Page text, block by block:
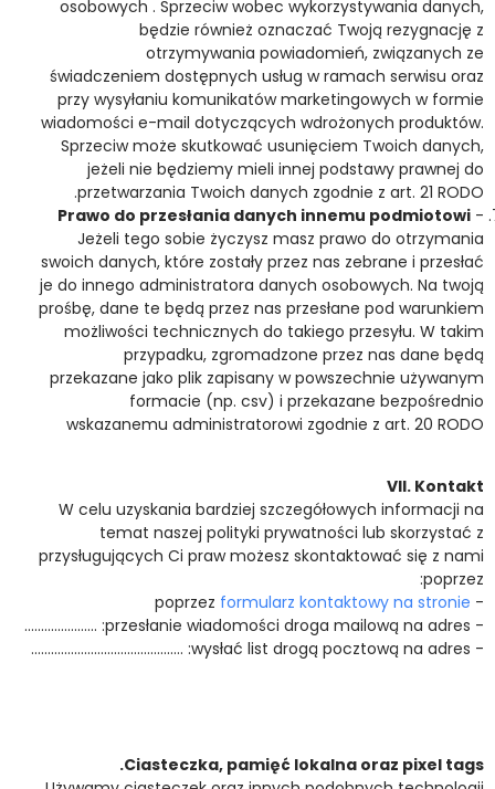
osobowych . Sprzeciw wobec wykorzystywania danych,
będzie również oznaczać Twoją rezygnację z
otrzymywania powiadomień, związanych ze
świadczeniem dostępnych usług w ramach serwisu oraz
przy wysyłaniu komunikatów marketingowych w formie
wiadomości e-mail dotyczących wdrożonych produktów.
Sprzeciw może skutkować usunięciem Twoich danych,
jeżeli nie będziemy mieli innej podstawy prawnej do
przetwarzania Twoich danych zgodnie z art. 21 RODO.
Prawo do przesłania danych innemu podmiotowi-
Jeżeli tego sobie życzysz masz prawo do otrzymania
swoich danych, które zostały przez nas zebrane i przesłać
je do innego administratora danych osobowych. Na twoją
prośbę, dane te będą przez nas przesłane pod warunkiem
możliwości technicznych do takiego przesyłu. W takim
przypadku, zgromadzone przez nas dane będą
przekazane jako plik zapisany w powszechnie używanym
formacie (np. csv) i przekazane bezpośrednio
wskazanemu administratorowi zgodnie z art. 20 RODO
VII. Kontakt
W celu uzyskania bardziej szczegółowych informacji na
temat naszej polityki prywatności lub skorzystać z
przysługujących Ci praw możesz skontaktować się z nami
poprzez:
- poprzez
formularz kontaktowy na stronie
- przesłanie wiadomości droga mailową na adres: ………………….
- wysłać list drogą pocztową na adres: ……………………………………….
Ciasteczka, pamięć lokalna oraz pixel tags.